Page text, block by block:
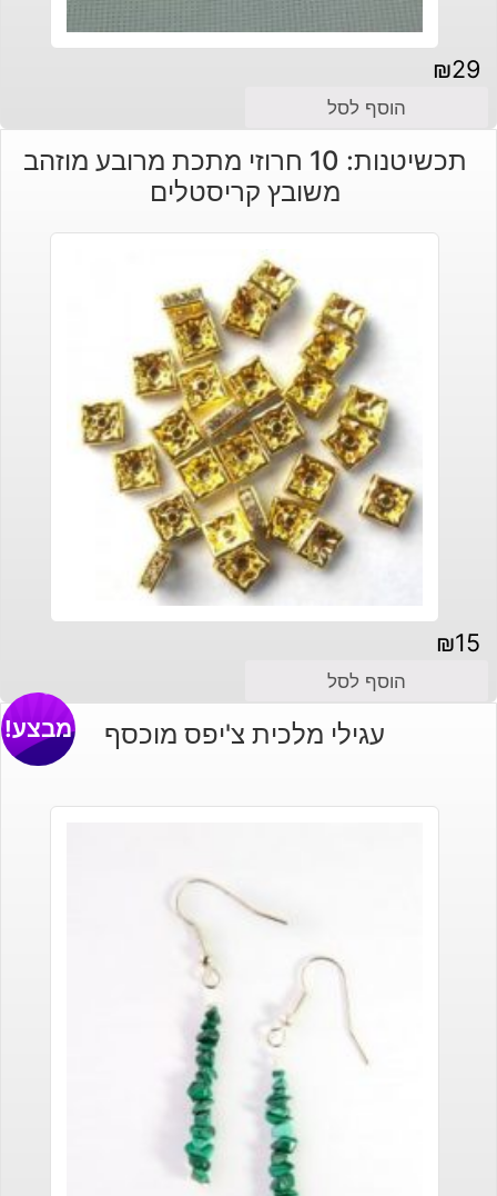
₪29
הוסף לסל
תכשיטנות: 10 חרוזי מתכת מרובע מוזהב
משובץ קריסטלים
₪15
הוסף לסל
עגילי מלכית צ'יפס מוכסף מבצע!